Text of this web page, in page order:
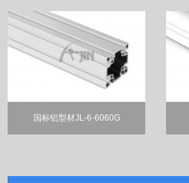
国标铝型材JL-6-6060G